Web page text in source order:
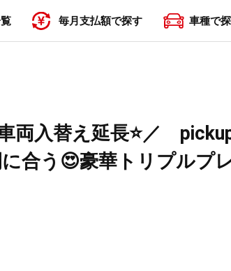
毎月支払額で探す 車種で
両入替え延長⭐／
合う😍豪華トリプルプ